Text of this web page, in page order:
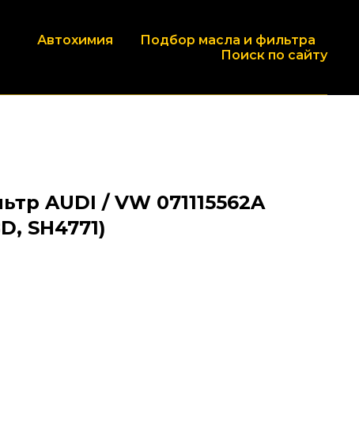
Автохимия
Подбор масла и фильтра
Поиск по сайту
AUDI / VW 071115562A
SH4771)